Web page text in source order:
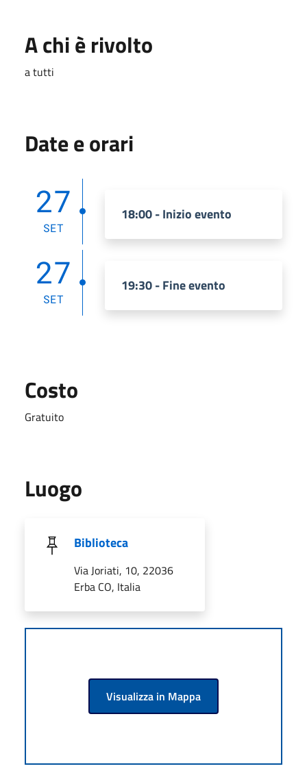
A chi è rivolto
a tutti
Date e orari
27
SET
18:00 - Inizio evento
27
SET
19:30 - Fine evento
Costo
Gratuito
Luogo
Biblioteca
Via Joriati, 10, 22036
Erba CO, Italia
Visualizza in Mappa